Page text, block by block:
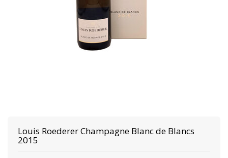
Louis RoedererChampagne Blanc de Blancs
2015